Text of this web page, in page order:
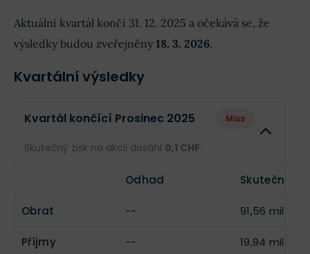
Aktuální kvartál končí 31. 12. 2025 a očekává se, že
výsledky budou zveřejněny 18. 3. 2026.
Kvartální výsledky
Kvartál končící Prosinec 2025 Miss
Skutečný zisk na akcii dosáhl 0,1 CHF.
Odhad Skutečnost
Obrat -- 91,56 mil. CHF
Příjmy -- 19,94 mil. CHF